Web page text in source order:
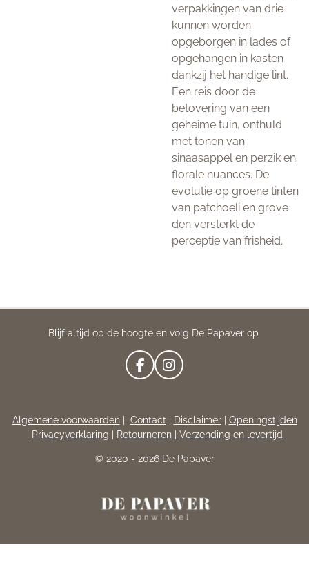
verpakkingen van drie
kunnen worden
opgeborgen in lades of
opgehangen in kasten
dankzij het handige lint.
Een reis door de
betovering van een
geheime tuin, onthuld
met tonen van
sinaasappel en perzik en
florale nuances. De
evolutie op groene tinten
van patchoeli en grove
den versterkt de
perceptie van frisheid.
Blijf altijd op de hoogte en volg De Papaver op
F
A
B
O
K
I
N
A
G
A
Algemene voorwaarden| Contact| Disclaimer| Openingstijden
Privacyverklaring Retourneren| Verzending en levertijd
© 2020 - 2026 De Papaver